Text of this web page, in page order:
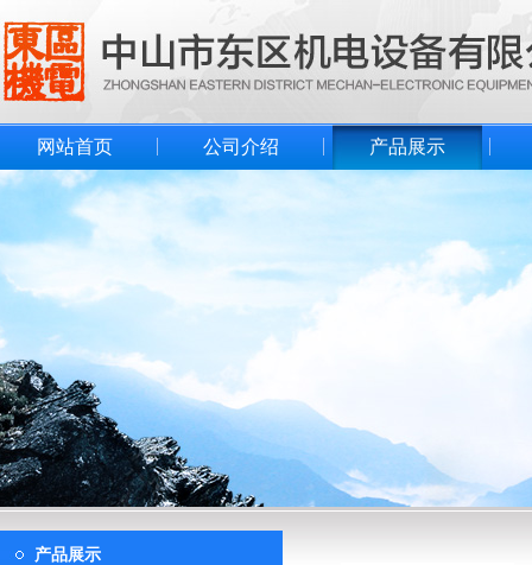
网站首页 公司介绍 产品展示
产品展示